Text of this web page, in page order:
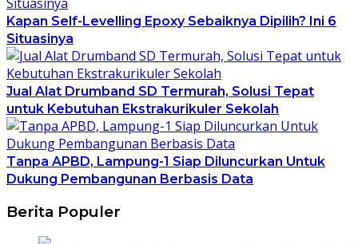
Kapan Self-Levelling Epoxy Sebaiknya Dipilih? Ini 6
Situasinya
Jual Alat Drumband SD Termurah, Solusi Tepat
untuk Kebutuhan Ekstrakurikuler Sekolah
Tanpa APBD, Lampung-1 Siap Diluncurkan Untuk
Dukung Pembangunan Berbasis Data
Berita Populer